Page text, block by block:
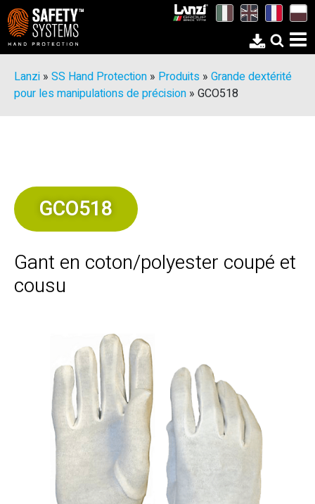
Lanzi » SS Hand Protection » Produits » Grande dextérité
pour les manipulations de précision » GCO518
GCO518
Gant en coton/polyester coupé et
cousu